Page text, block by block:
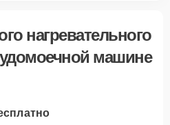
нагревательного
машине